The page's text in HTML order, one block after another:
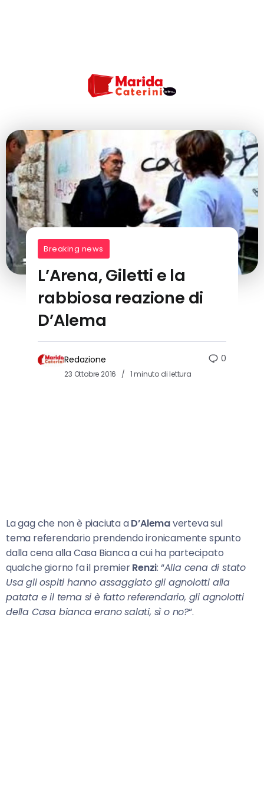
Breaking news
L’Arena, Giletti e la
rabbiosa reazione di
D’Alema
Redazione
23 Ottobre 2016 1 minuto di lettura
0
La gag che non è piaciuta aD’Alemaverteva sul
tema referendario prendendo ironicamente spunto
dalla cena alla Casa Bianca a cui ha partecipato
qualche giorno fa il premierRenzi: “Alla cena di stato
Usa gli ospiti hanno assaggiato gli agnolotti alla
patata e il tema si è fatto referendario, gli agnolotti
della Casa bianca erano salati, sì o no?“.